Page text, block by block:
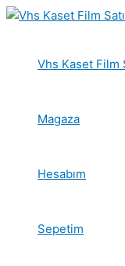
İçeriğe
Vhs Kaset Film
Magaza
Hesabım
Sepetim